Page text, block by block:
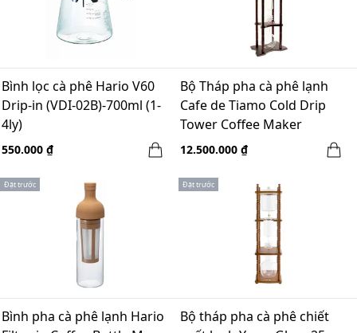
Bình lọc cà phê Hario V60
Drip-in (VDI-02B)-700ml (1-
4ly)
550.000 ₫
Bộ Tháp pha cà phê lạnh
Cafe de Tiamo Cold Drip
Tower Coffee Maker
(HG2650) - 25 cups
12.500.000 ₫
Đặt trước
Bình pha cà phê lạnh Hario
Đặt trước
Bộ tháp pha cà phê chiết